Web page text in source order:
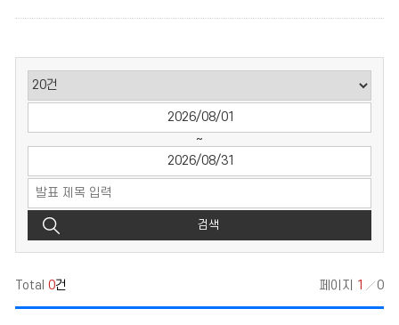
~
검색
Total 0건 페이지 1 0